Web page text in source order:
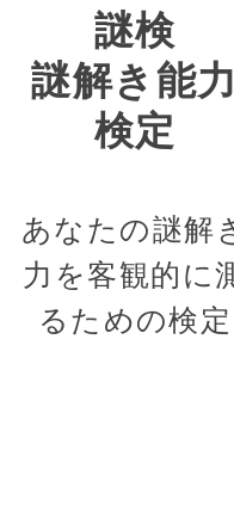
謎検
謎解き能
検定
あなたの謎解
力を客観的に
るための検定